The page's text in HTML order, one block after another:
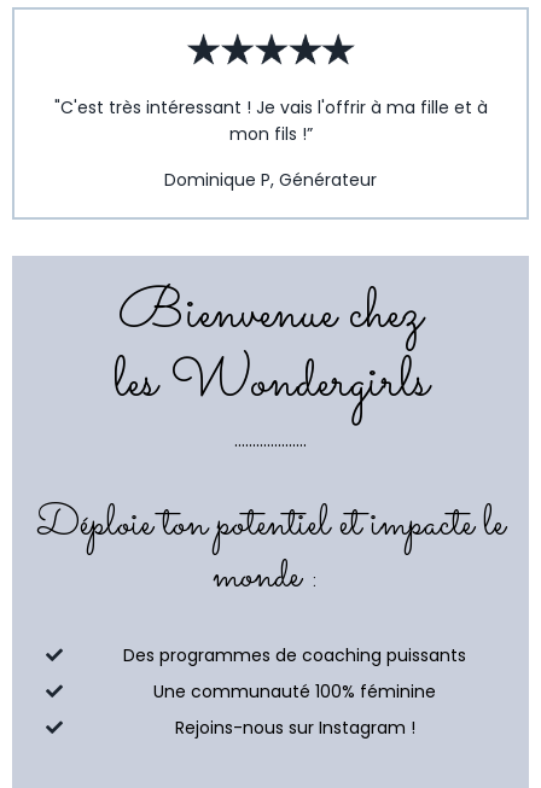
"C'est très intéressant ! Je vais l'offrir à ma fille et à
mon fils !”
Dominique P, Générateur
Bienvenue chez
les Wondergirls
....................
Déploie ton potentiel et impacte le
monde :
Des programmes de coaching puissants
Une communauté 100% féminine
Rejoins-nous sur Instagram !